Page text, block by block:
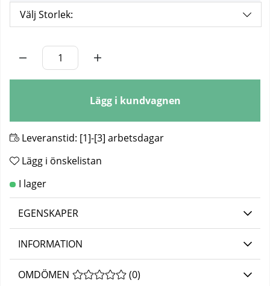
Välj Storlek:
Lägg i kundvagnen
Leveranstid: [1]-[3] arbetsdagar
Lägg i önskelistan
EGENSKAPER
INFORMATION
OMDÖMEN MEDELBETYG 0 AV 5 ANTAL BETYG 0
(0)